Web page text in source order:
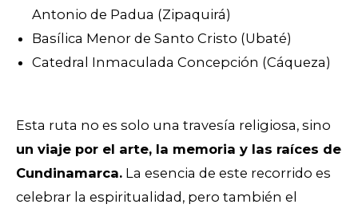
Antonio de Padua (Zipaquirá)
Basílica Menor de Santo Cristo (Ubaté)
Catedral Inmaculada Concepción (Cáqueza)
Esta ruta no es solo una travesía religiosa, sino
un viaje por el arte, la memoria y las raíces de
Cundinamarca. La esencia de este recorrido es
celebrar la espiritualidad, pero también el